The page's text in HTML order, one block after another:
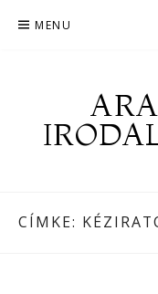
MENU
CÍMKE: